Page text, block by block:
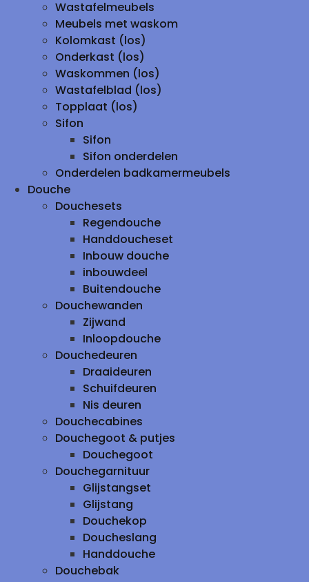
Wastafelmeubels
Meubels met waskom
Kolomkast (los)
Onderkast (los)
Waskommen (los)
Wastafelblad (los)
Topplaat (los)
Sifon
Sifon
Sifon onderdelen
Onderdelen badkamermeubels
Douche
Douchesets
Regendouche
Handdoucheset
Inbouw douche
inbouwdeel
Buitendouche
Douchewanden
Zijwand
Inloopdouche
Douchedeuren
Draaideuren
Schuifdeuren
Nis deuren
Douchecabines
Douchegoot & putjes
Douchegoot
Douchegarnituur
Glijstangset
Glijstang
Douchekop
Doucheslang
Handdouche
Douchebak